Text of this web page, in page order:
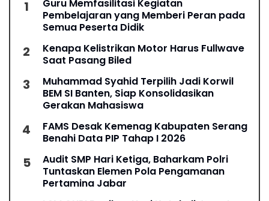
Guru Memfasilitasi Kegiatan
Pembelajaran yang Memberi Peran pada
Semua Peserta Didik
Kenapa Kelistrikan Motor Harus Fullwave
Saat Pasang Biled
Muhammad Syahid Terpilih Jadi Korwil
BEM SI Banten, Siap Konsolidasikan
Gerakan Mahasiswa
FAMS Desak Kemenag Kabupaten Serang
Benahi Data PIP Tahap I 2026
Audit SMP Hari Ketiga, Baharkam Polri
Tuntaskan Elemen Pola Pengamanan
Pertamina Jabar